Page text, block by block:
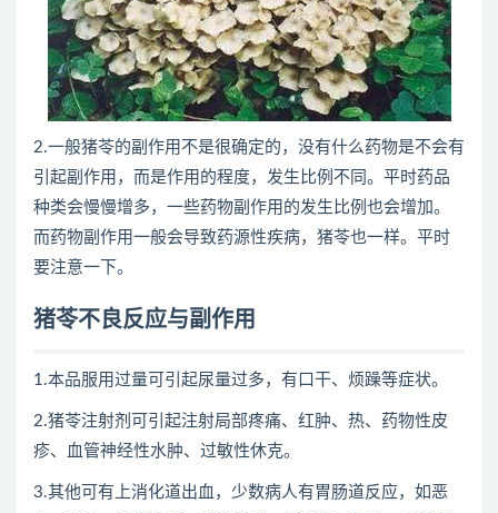
2.一般猪苓的副作用不是很确定的，没有什么药物是不会有
引起副作用，而是作用的程度，发生比例不同。平时药品
种类会慢慢增多，一些药物副作用的发生比例也会增加。
而药物副作用一般会导致药源性疾病，猪苓也一样。平时
要注意一下。
猪苓不良反应与副作用
1.本品服用过量可引起尿量过多，有口干、烦躁等症状。
2.猪苓注射剂可引起注射局部疼痛、红肿、热、药物性皮
疹、血管神经性水肿、过敏性休克。
3.其他可有上消化道出血，少数病人有胃肠道反应，如恶